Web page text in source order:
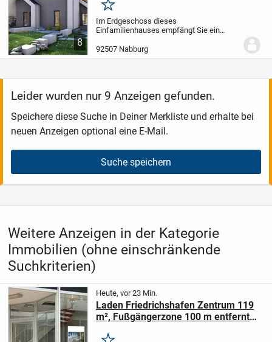
8
Merken
Im Erdgeschoss dieses
Einfamilienhauses empfängt Sie ein
das nahtlos ins Esszimmer und
anschließend in die Küche übergeht.
92507 Nabburg
Leider wurden nur 9 Anzeigen gefunden.
Speichere diese Suche in Deiner Merkliste und erhalte bei
neuen Anzeigen optional eine E-Mail.
Suche speichern
Weitere Anzeigen in der Kategorie
Immobilien (ohne einschränkende
Suchkriterien)
Heute, vor 23 Min.
Laden Friedrichshafen Zentrum 119
m², Fußgängerzone 100 m entfernt